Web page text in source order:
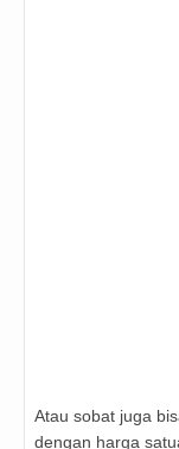
Atau sobat juga
dengan harga